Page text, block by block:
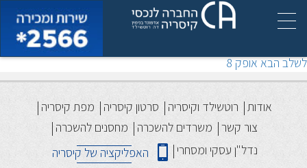
אופק 7
ניווט
הקודם:
לשלב הבאהפוסט
הבא:
אופק 8
אודות רוטשילד וקיסריה סרטון קיסריה
מפת קיסריה
צור קשר
משרדים להשכרה
מחסנים להשכרה
נדל"ן עסקי ומסחרי
האפליקציה של קיסריה